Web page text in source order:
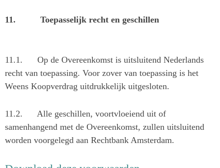
11. Toepasselijk recht en geschillen
11.1. Op de Overeenkomst is uitsluitend Nederlands
recht van toepassing. Voor zover van toepassing is het
Weens Koopverdrag uitdrukkelijk uitgesloten.
11.2. Alle geschillen, voortvloeiend uit of
samenhangend met de Overeenkomst, zullen uitsluitend
worden voorgelegd aan Rechtbank Amsterdam.